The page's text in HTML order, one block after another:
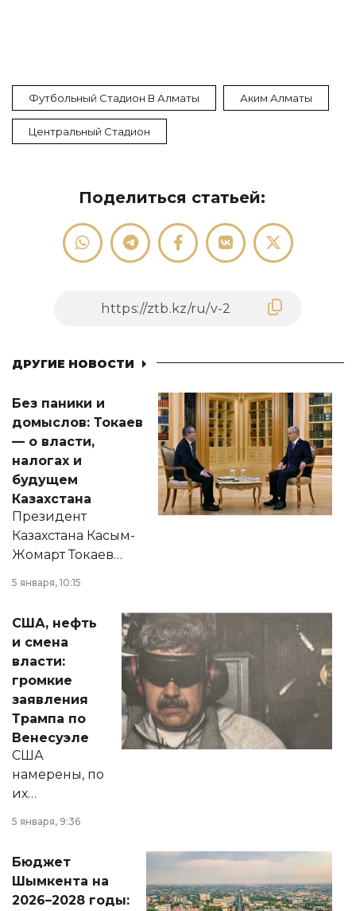
Футбольный Стадион В Алматы Аким Алматы
Центральный Стадион
Поделиться статьей:
ДРУГИЕ НОВОСТИ
Без паники и
домыслов: Токаев
— о власти,
налогах и
будущем
Казахстана
Президент
Казахстана Касым-
Жомарт Токаев
сразу несколько
актуальных тем —
от слухов о
политических
реформах до
вопросов армии,
экономики и
личного здоровья.
5 января, 10:15
США, нефть
и смена
власти:
громкие
заявления
Трампа по
Венесуэле
США
намерены, по
их
принести
народу
Венесуэлы.
5 января, 9:36
Бюджет
Шымкента на
2026–2028 годы: